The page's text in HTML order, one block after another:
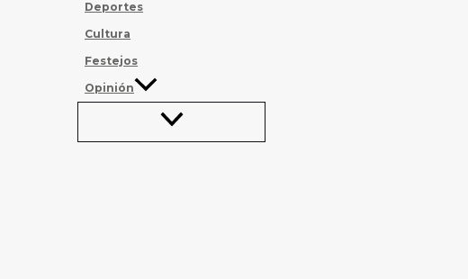
Deportes
Cultura
Festejos
Opinión